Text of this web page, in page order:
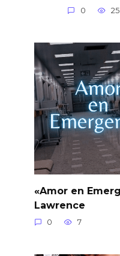
0 25
«Amor en
Lawrence
0 7